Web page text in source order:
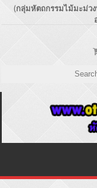
Skip(กลุ่มหัตถกรรมไม้มะม่ว